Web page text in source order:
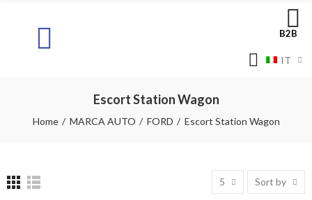
B2B
IT
Escort Station Wagon
Home MARCA AUTO FORD Escort Station Wagon
5 Sort by